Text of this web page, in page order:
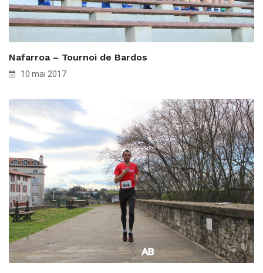
Nafarroa – Tournoi de Bardos
10 mai 2017